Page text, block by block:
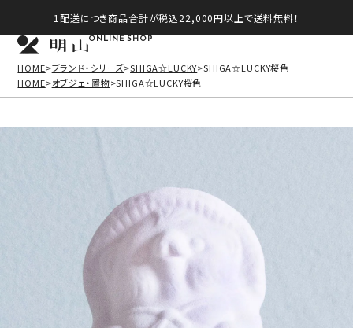
1配送につき商品合計が税込22,000円以上で送料無料！
ONLINE SHOP
HOME ブランド・シリーズ SHIGA☆LUCKY SHIGA☆LUCKY桜色
HOME
オブジェ・置物 SHIGA☆LUCKY桜色